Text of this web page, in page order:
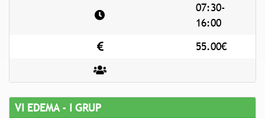
07:30-
16:00
55.00€
VI EDEMA - I GRUP